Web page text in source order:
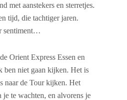
met aanstekers en sterretjes.
tijd, die tachtiger jaren.
sentiment…
Orient Express Essen en
ben niet gaan kijken. Het is
naar de Tour kijken. Het
je te wachten, en alvorens je